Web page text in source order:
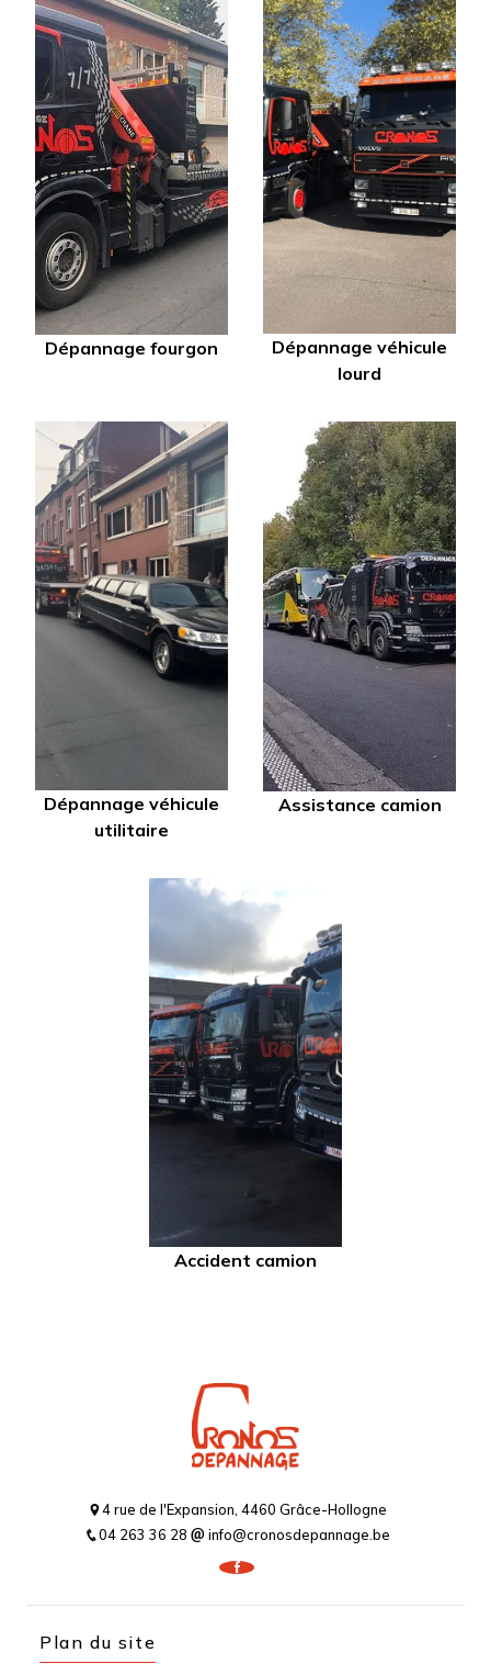
Dépannage fourgon
Dépannage véhicule
lourd
Dépannage véhicule
utilitaire
Assistance camion
Accident camion
4 rue de l'Expansion, 4460 Grâce-Hollogne
04 263 36 28
info@cronosdepannage.be
Plan du site